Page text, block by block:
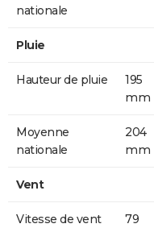
nationale
Pluie
Hauteur de pluie
195
mm
Moyenne
nationale
204
mm
Vent
Vitesse de vent
79